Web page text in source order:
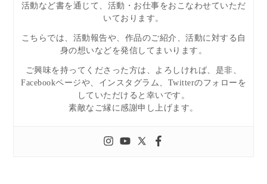
活動など書を通じて、活動・お仕事をおこなわせていただ
いております。
こちらでは、活動報告や、作品のご紹介、活動に対する自
身の想いなどを発信してまいります。
ご興味を持ってくださった方は、よろしければ、是非、
Facebookページや、インスタグラム、Twitterのフォローを
していただけると幸いです。
素敵なご縁に感謝申し上げます。